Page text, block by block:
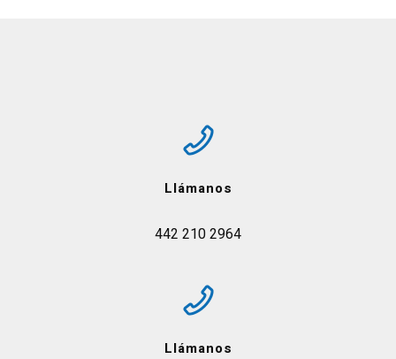
Llámanos
442 210 2964
Llámanos